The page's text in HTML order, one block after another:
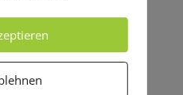
E-mail